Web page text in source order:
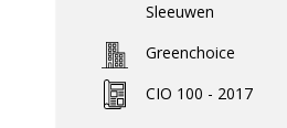
Sleeuwen
Greenchoice
CIO 100 - 2017